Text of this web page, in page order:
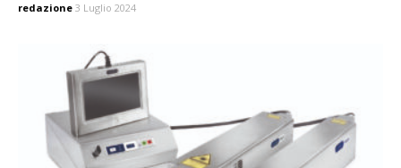
redazione 3 Luglio 2024